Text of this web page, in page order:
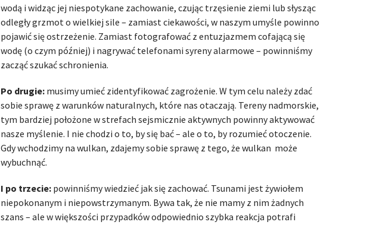
wodą i widząc jej niespotykane zachowanie, czując trzęsienie ziemi lub słysząc
odległy grzmot o wielkiej sile – zamiast ciekawości, w naszym umyśle powinno
pojawić się ostrzeżenie. Zamiast fotografować z entuzjazmem cofającą się
wodę (o czym później) i nagrywać telefonami syreny alarmowe – powinniśmy
zacząć szukać schronienia.
Po drugie: musimy umieć zidentyfikować zagrożenie. W tym celu należy zdać
sobie sprawę z warunków naturalnych, które nas otaczają. Tereny nadmorskie,
tym bardziej położone w strefach sejsmicznie aktywnych powinny aktywować
nasze myślenie. I nie chodzi o to, by się bać – ale o to, by rozumieć otoczenie.
Gdy wchodzimy na wulkan, zdajemy sobie sprawę z tego, że wulkan może
wybuchnąć.
I po trzecie: powinniśmy wiedzieć jak się zachować. Tsunami jest żywiołem
niepokonanym i niepowstrzymanym. Bywa tak, że nie mamy z nim żadnych
szans – ale w większości przypadków odpowiednio szybka reakcja potrafi